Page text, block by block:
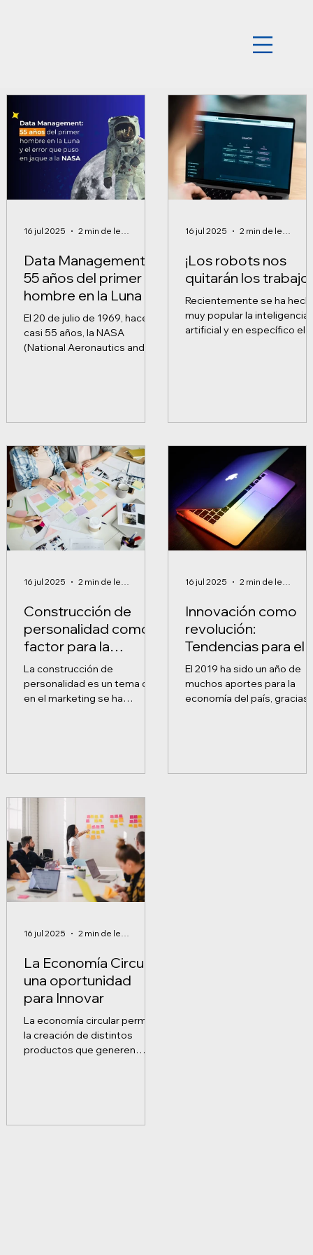
Data Management:
55 años del primer
hombre en la Luna y
el error que puso en
jaque a la NASA
El 20 de julio de 1969, hace
casi 55 años, la NASA
(National Aeronautics and
16 jul 2025 2 min de lectura
¡Los robots nos
quitarán los
Recientemente se ha
muy popular la inteligencia
artificial y en específico el
16 jul 2025 2 min de lectura
Construcción de
personalidad como
factor para la
innovación
La construcción de
personalidad es un tema que
en el marketing se ha
16 jul 2025 2 min de lectura
Innovación como
revolución:
Tendencias para el
2020
El 2019 ha sido un año de
muchos aportes para la
economía del país, gracias
16 jul 2025 2 min de lectura
La Economía Circular,
una oportunidad
para Innovar
La economía circular permite
la creación de distintos
productos que generen
16 jul 2025 2 min de lectura